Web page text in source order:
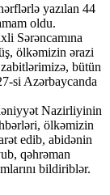
yazılan 44
oldu.
Sərəncamına
ölkəmizin ərazi
bütün
si Azərbaycanda
Nazirliyinin
ölkəmizin
edib, abidənin
qəhrəman
bildiriblər.